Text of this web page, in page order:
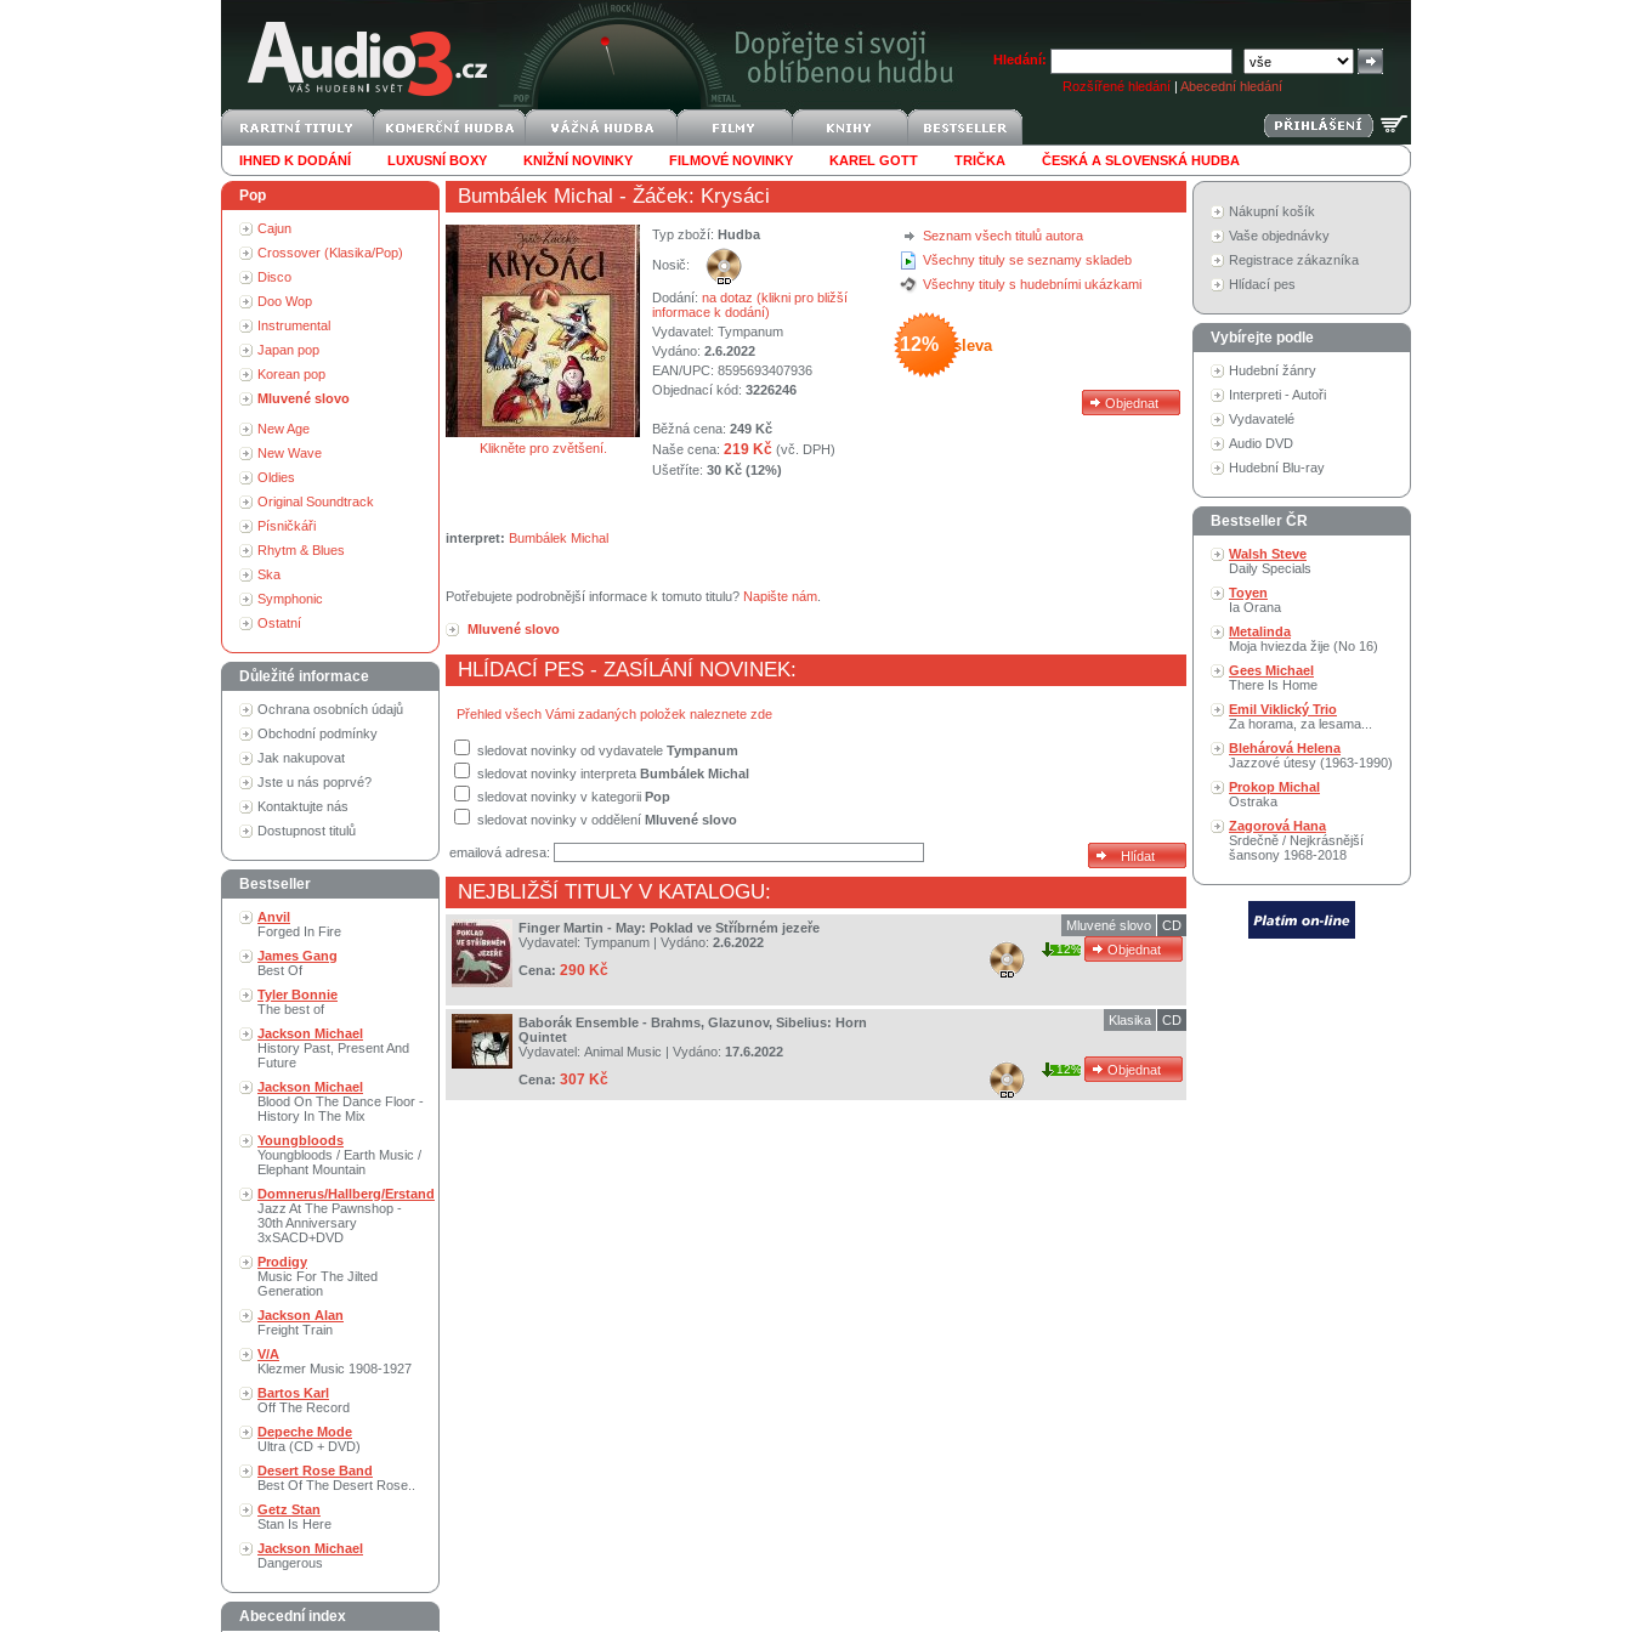
Hledání:
Rozšířené hledání | Abecední hledání
IHNED K DODÁNÍ LUXUSNÍ BOXY KNIŽNÍ NOVINKY FILMOVÉ NOVINKY KAREL GOTT TRIČKA ČESKÁ A SLOVENSKÁ HUDBA
Pop
Cajun
Crossover (Klasika/Pop)
Disco
Doo Wop
Instrumental
Japan pop
Korean pop
Mluvené slovo
New Age
New Wave
Oldies
Original Soundtrack
Písničkáři
Rhytm & Blues
Ska
Symphonic
Ostatní
Důležité informace
Ochrana osobních údajů
Obchodní podmínky
Jak nakupovat
Jste u nás poprvé?
Kontaktujte nás
Dostupnost titulů
Bestseller
Anvil
Forged In Fire
James Gang
Best Of
Tyler Bonnie
The best of
Jackson Michael
History Past, Present And
Future
Jackson Michael
Blood On The Dance Floor -
History In The Mix
Youngbloods
Youngbloods / Earth Music /
Elephant Mountain
Domnerus/Hallberg/Erstand
Jazz At The Pawnshop -
30th Anniversary
3xSACD+DVD
Prodigy
Music For The Jilted
Generation
Jackson Alan
Freight Train
V/A
Klezmer Music 1908-1927
Bartos Karl
Off The Record
Depeche Mode
Ultra (CD + DVD)
Desert Rose Band
Best Of The Desert Rose..
Getz Stan
Stan Is Here
Jackson Michael
Dangerous
Abecední index
Bumbálek Michal - Žáček: Krysáci
Klikněte pro zvětšení.
Seznam všech titulů autora
Všechny tituly se seznamy skladeb
Všechny tituly s hudebními ukázkami
12% sleva
Typ zboží: Hudba
Nosič:
Dodání: na dotaz (klikni pro bližší
informace k dodání)
Vydavatel: Tympanum
Vydáno: 2.6.2022
EAN/UPC: 8595693407936
Objednací kód: 3226246
Běžná cena: 249 Kč
Naše cena: 219 Kč (vč. DPH)
Ušetříte: 30 Kč (12%)
interpret: Bumbálek Michal
Potřebujete podrobnější informace k tomuto titulu? Napište nám
Mluvené slovo
HLÍDACÍ PES - ZASÍLÁNÍ NOVINEK:
Přehled všech Vámi zadaných položek naleznete zde
sledovat novinky od vydavatele Tympanum
sledovat novinky interpreta Bumbálek Michal
sledovat novinky v kategorii Pop
sledovat novinky v oddělení Mluvené slovo
emailová adresa:
NEJBLIŽŠÍ TITULY V KATALOGU:
Finger Martin - May: Poklad ve Stříbrném jezeře
Vydavatel: Tympanum | Vydáno: 2.6.2022
Cena: 290 Kč
CD
Mluvené slovo
12%
Baborák Ensemble - Brahms, Glazunov, Sibelius: Horn
Quintet
Vydavatel: Animal Music | Vydáno: 17.6.2022
Cena: 307 Kč
CD
Klasika
12%
Nákupní košík
Vaše objednávky
Registrace zákazníka
Hlídací pes
Vybírejte podle
Hudební žánry
Interpreti - Autoři
Vydavatelé
Audio DVD
Hudební Blu-ray
Bestseller ČR
Walsh Steve
Daily Specials
Toyen
Ia Orana
Metalinda
Moja hviezda žije (No 16)
Gees Michael
There Is Home
Emil Viklický Trio
Za horama, za lesama...
Blehárová Helena
Jazzové útesy (1963-1990)
Prokop Michal
Ostraka
Zagorová Hana
Srdečně / Nejkrásnější
šansony 1968-2018